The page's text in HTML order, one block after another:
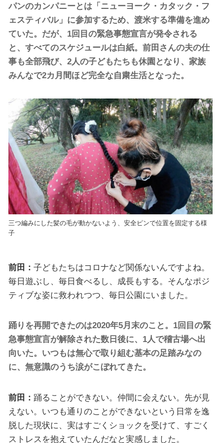
パンのカンパニーとは「ニューヨーク・カタック・フ
ェスティバル」に参加するため、渡米する準備を進め
ていた。だが、1回目の緊急事態宣言が発令される
と、すべてのスケジュールは白紙。前田さんの夫の仕
事も全部飛び、2人の子どもたちも休園となり、家族
みんなで2カ月間ほど完全な自粛生活となった。
三つ編みにした髪の毛が動かないよう、安全ピンで位置を固定する様
子
前田： 子どもたちはコロナなど関係ないんですよね。
毎日遊ぶし、毎日食べるし、成長もする。そんなポジ
ティブな姿に救われつつ、毎日公園にいました。
踊りを再開できたのは2020年5月末のこと。1回目の緊
急事態宣言が解除された数日後に、1人で稽古場へ出
向いた。いつもは無心で取り組む基本の足踏みなの
に、無意識のうち涙がこぼれてきた。
前田： 踊ることができない。仲間に会えない。先が見
えない。いつも通りのことができないという日常を逸
脱した現状に、実はすごくショックを受けて、すごく
ストレスを抱えていたんだなと実感しました。